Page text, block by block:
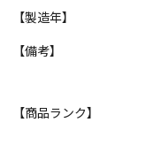
【製造年】
【備考】
【商品ランク】